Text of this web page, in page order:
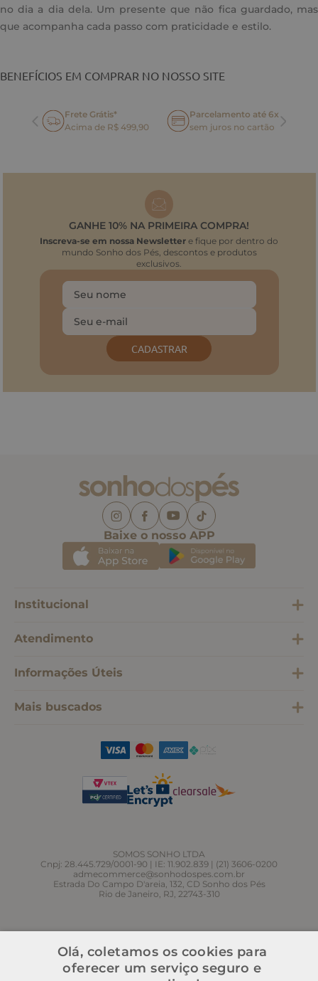
no dia a dia dela. Um presente que não fica guardado, mas
que acompanha cada passo com praticidade e estilo.
BENEFÍCIOS EM COMPRAR NO NOSSO SITE
Frete Grátis*
Acima de R$ 499,90
Parcelamento até 6x
sem juros no cartão
GANHE 10% NA PRIMEIRA COMPRA!
Inscreva-se em nossa Newsletter e fique por dentro do
mundo Sonho dos Pés, descontos e produtos
exclusivos.
CADASTRAR
Baixe o nosso APP
Institucional
Atendimento
Informações Úteis
Mais buscados
SOMOS SONHO LTDA
Cnpj: 28.445.729/0001-90 | IE: 11.902.839 | (21) 3606-0200
admecommerce@sonhodospes.com.br
Estrada Do Campo D'areia, 132, CD Sonho dos Pés
Rio de Janeiro, RJ, 22743-310
Olá, coletamos os cookies para
oferecer um serviço seguro e